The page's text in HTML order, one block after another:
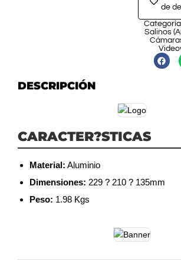
de
Salinos
DESCRIPCIÓN
CARACTER?STICAS
Material: Aluminio
Dimensiones: 229 ? 210 ? 135mm
Peso: 1.98 Kgs